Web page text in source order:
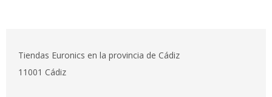
Tiendas Euronics en la provincia de Cádiz
11001 Cádiz